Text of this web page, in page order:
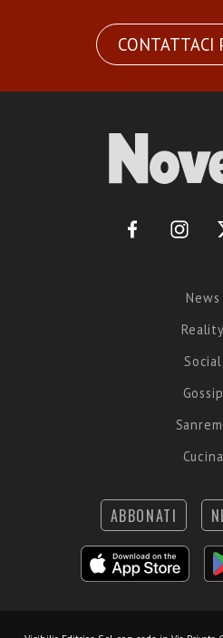
CONTATTACI
News
Reality
Social
Gossip
Cucina
ABBONATI